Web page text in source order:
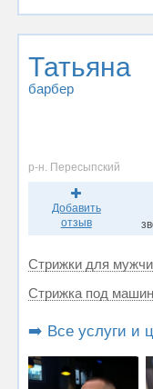
Татьяна
барбер
р-н. Пересыпский
Добавить
отзыв
Стрижки для
Стрижка под
➡️ Все услуги и